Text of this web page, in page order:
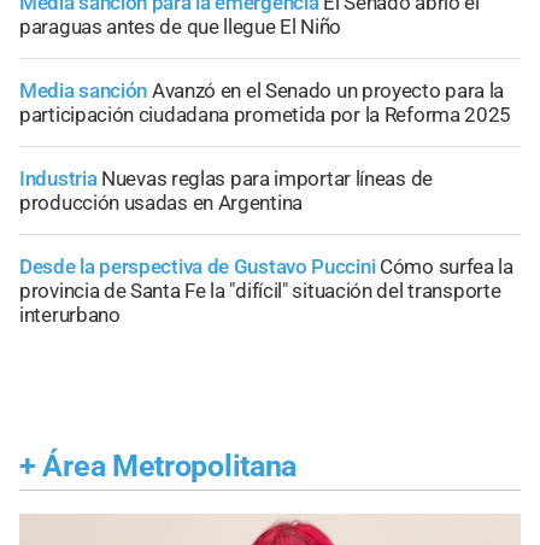
paraguas antes de que llegue El Niño
Media sanción Avanzó en el Senado un proyecto para la
participación ciudadana prometida por la Reforma 2025
Industria Nuevas reglas para importar líneas de
producción usadas en Argentina
Desde la perspectiva de Gustavo Puccini Cómo surfea la
provincia de Santa Fe la "difícil" situación del transporte
interurbano
+ Área Metropolitana